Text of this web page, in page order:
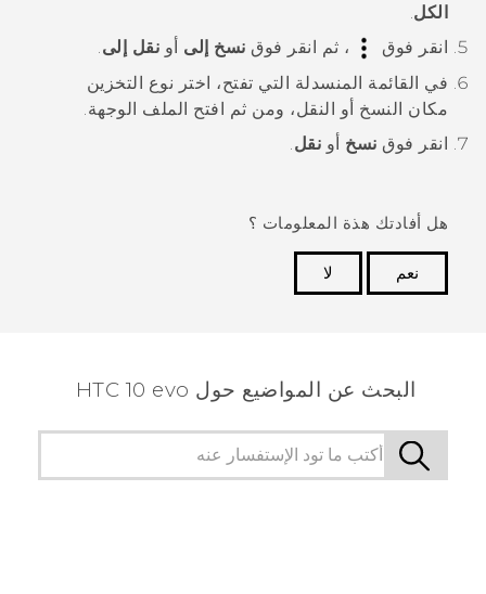
الكل.
انقر فوق
، ثم انقر فوق نسخ إلى أو نقل إلى.
في القائمة المنسدلة التي تفتح، اختر نوع التخزين
مكان النسخ أو النقل، ومن ثم افتح الملف الوجهة.
انقر فوق نسخ أو نقل.
هل أفادتك هذة المعلومات ؟
نعم
لا
البحث عن المواضيع حول HTC 10 evo